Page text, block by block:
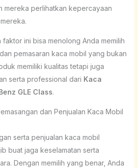
mereka perlihatkan kepercayaan
ini bisa menolong Anda memilih
pemasaran kaca mobil yang bukan
memiliki kualitas tetapi juga
serta professional dari Kaca
GLE Class.
dan Penjualan Kaca Mobil
serta penjualan kaca mobil
buat jaga keselamatan serta
Dengan memilih yang benar, Anda